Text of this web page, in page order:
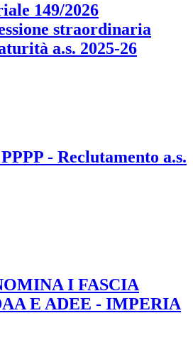
149/2026
straordinaria
a.s. 2025-26
- Reclutamento a.s.
I FASCIA
E ADEE - IMPERIA